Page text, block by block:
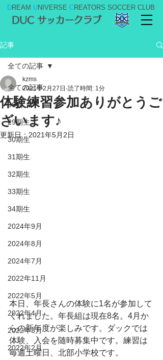
DREAM UNIVERSE CREATORS SOCCER CLUB
DUC サッカークラブ
記事
全ての記事
36期
29期生
30期生
31期生
32期生
33期生
34期生
2024年9月
2024年8月
2024年7月
2022年11月
2022年5月
2022年4月
2022年3月
2022年2月
全ての記事
体験練習参加ありがとうご
ざいます♪
kzms
2021年2月27日 読了時間: 1分
更新日： 2021年5月2日
本日、年長さんの体験に1名が参加して
くれました。年長組は現在8名。4月か
らの新年度が楽しみです。ダックでは
体験、入会を随時募集中です。練習は
毎週土曜日、北部小学校です。